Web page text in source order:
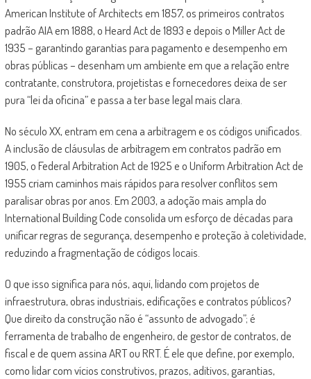
American Institute of Architects em 1857, os primeiros contratos
padrão AIA em 1888, o Heard Act de 1893 e depois o Miller Act de
1935 – garantindo garantias para pagamento e desempenho em
obras públicas – desenham um ambiente em que a relação entre
contratante, construtora, projetistas e fornecedores deixa de ser
pura “lei da oficina” e passa a ter base legal mais clara.
No século XX, entram em cena a arbitragem e os códigos unificados.
A inclusão de cláusulas de arbitragem em contratos padrão em
1905, o Federal Arbitration Act de 1925 e o Uniform Arbitration Act de
1955 criam caminhos mais rápidos para resolver conflitos sem
paralisar obras por anos. Em 2003, a adoção mais ampla do
International Building Code consolida um esforço de décadas para
unificar regras de segurança, desempenho e proteção à coletividade,
reduzindo a fragmentação de códigos locais.
O que isso significa para nós, aqui, lidando com projetos de
infraestrutura, obras industriais, edificações e contratos públicos?
Que direito da construção não é “assunto de advogado”; é
ferramenta de trabalho de engenheiro, de gestor de contratos, de
fiscal e de quem assina ART ou RRT. É ele que define, por exemplo,
como lidar com vícios construtivos, prazos, aditivos, garantias,